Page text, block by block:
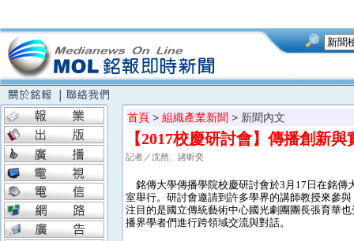
首頁 > 組織產業新聞 > 新聞內文
【2017校慶研討會】傳播創新
記者／沈然、諸昕奕
銘傳大學傳播學院校慶研討會於3月17日在銘傳
室舉行。研討會邀請到許多學界的講師教授來參
注目的是國立傳統藝術中心國光劇團團長張育華
播界學者們進行跨領域交流與對話。